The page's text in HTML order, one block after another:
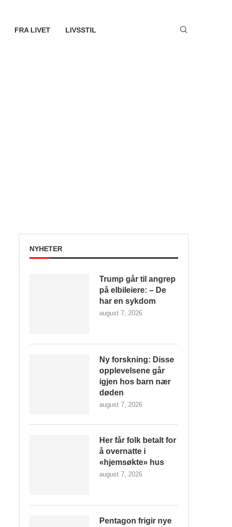
FRA LIVET LIVSSTIL
NYHETER
Trump går til angrep
på elbileiere: – De
har en sykdom
august 7, 2026
Ny forskning: Disse
opplevelsene går
igjen hos barn nær
døden
august 7, 2026
Her får folk betalt for
å overnatte i
«hjemsøkte» hus
august 7, 2026
Pentagon frigir nye